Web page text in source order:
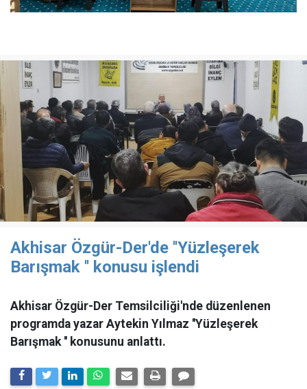
Akhisar Özgür-Der'de ''Yüzleşerek
Barışmak '' konusu işlendi
Akhisar Özgür-Der Temsilciliği'nde düzenlenen
programda yazar Aytekin Yılmaz ''Yüzleşerek
Barışmak '' konusunu anlattı.